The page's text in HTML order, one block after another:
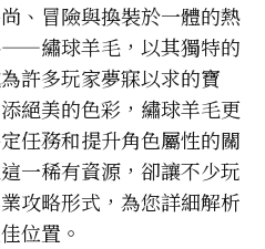
、冒險與換裝於一體的熱
繡球羊毛，以其獨特的
許多玩家夢寐以求的寶
絕美的色彩，繡球羊毛更
任務和提升角色屬性的關
一稀有資源，卻讓不少玩
攻略形式，為您詳細解析
位置。